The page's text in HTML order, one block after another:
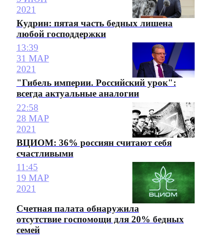
2021
Кудрин: пятая часть бедных лишена
любой господдержки
13:39
31 МАР
2021
"Гибель империи. Российский урок":
всегда актуальные аналогии
22:58
28 МАР
2021
ВЦИОМ: 36% россиян считают себя
счастливыми
11:45
19 МАР
2021
Счетная палата обнаружила
отсутствие госпомощи для 20% бедных
семей